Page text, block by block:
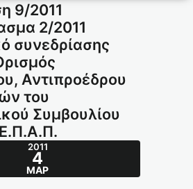
9/2011
2/2011
συνεδρίασης
Αντιπροέδρου
του
Συμβουλίου
2011
4
ΜΑΡ